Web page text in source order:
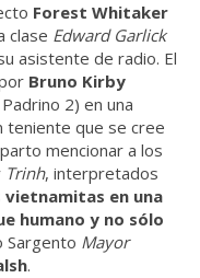
Forest Whitaker
clase Edward Garlick
asistente de radio. El
Bruno Kirby
2) en una
teniente que se cree
mencionar a los
Trinh, interpretados
vietnamitas en una
humano y no sólo
Sargento Mayor
.